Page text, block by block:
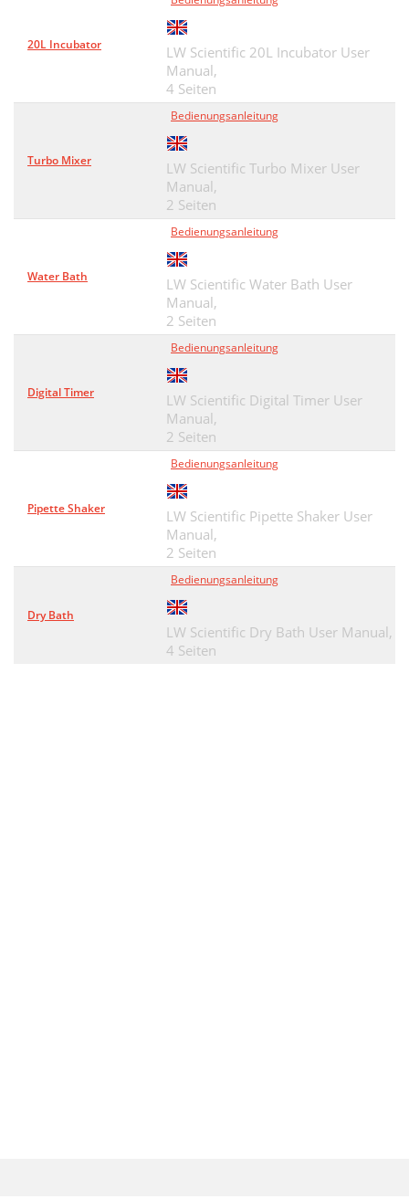
20L Incubator
LW Scientific 20L Incubator User
Manual,
4 Seiten
Turbo Mixer
Bedienungsanleitung
LW Scientific Turbo Mixer User
Manual,
2 Seiten
Water Bath
Bedienungsanleitung
LW Scientific Water Bath User
Manual,
2 Seiten
Digital Timer
Bedienungsanleitung
LW Scientific Digital Timer User
Manual,
2 Seiten
Pipette Shaker
Bedienungsanleitung
LW Scientific Pipette Shaker User
Manual,
2 Seiten
Dry Bath
Bedienungsanleitung
LW Scientific Dry Bath User Manual,
4 Seiten